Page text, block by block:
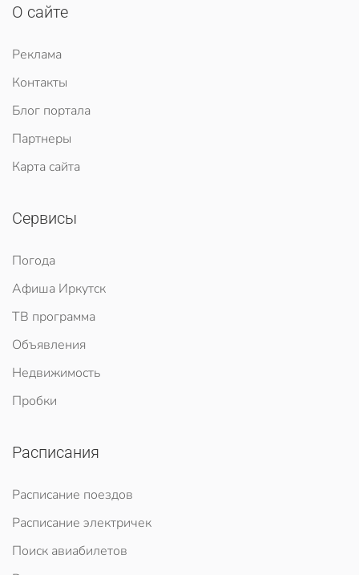
О сайте
Реклама
Контакты
Блог портала
Партнеры
Карта сайта
Сервисы
Погода
Афиша Иркутск
ТВ программа
Объявления
Недвижимость
Пробки
Расписания
Расписание поездов
Расписание электричек
Поиск авиабилетов